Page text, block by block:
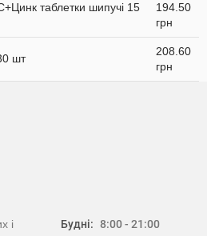
таблетки шипучі 15
194.50
грн
шт
208.60
грн
Будні: 8:00 - 21:00
і